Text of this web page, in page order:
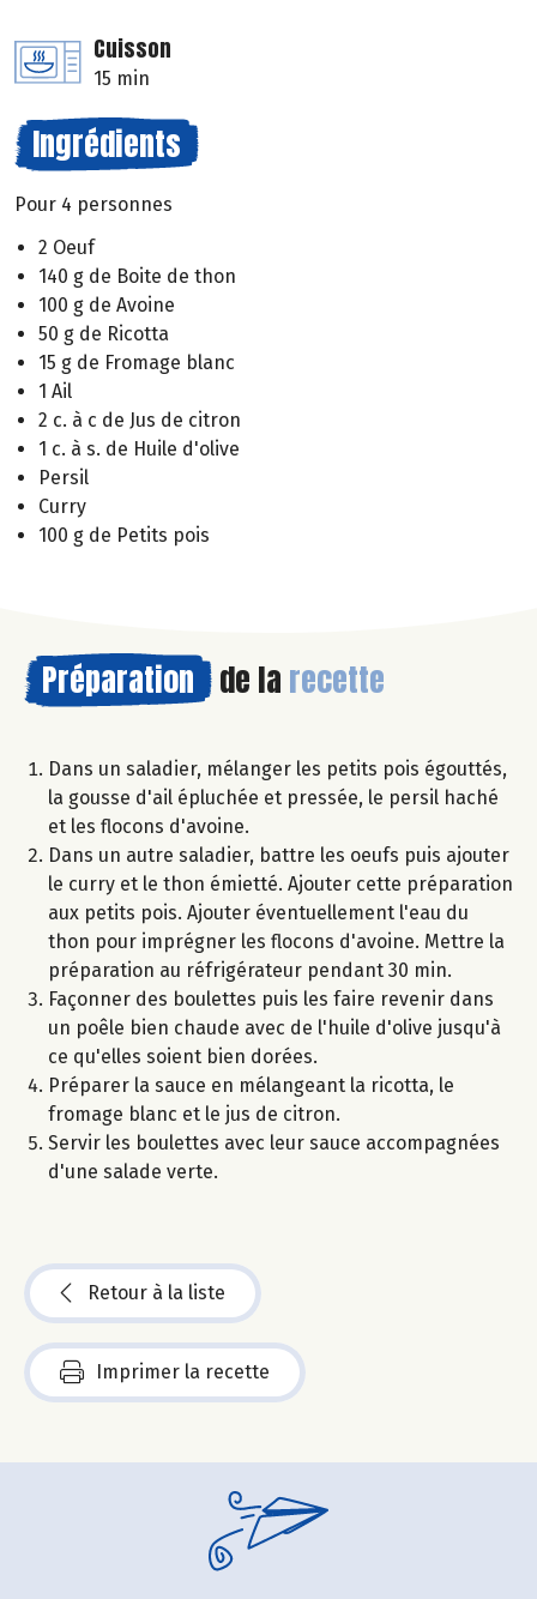
Cuisson
15 min
Ingrédients
Pour 4 personnes
2 Oeuf
140 g de Boite de thon
100 g de Avoine
50 g de Ricotta
15 g de Fromage blanc
1 Ail
2 c. à c de Jus de citron
1 c. à s. de Huile d'olive
Persil
Curry
100 g de Petits pois
Préparation de la recette
Dans un saladier, mélanger les petits pois égouttés,
la gousse d'ail épluchée et pressée, le persil haché
et les flocons d'avoine.
Dans un autre saladier, battre les oeufs puis ajouter
le curry et le thon émietté. Ajouter cette préparation
aux petits pois. Ajouter éventuellement l'eau du
thon pour imprégner les flocons d'avoine. Mettre la
préparation au réfrigérateur pendant 30 min.
Façonner des boulettes puis les faire revenir dans
un poêle bien chaude avec de l'huile d'olive jusqu'à
ce qu'elles soient bien dorées.
Préparer la sauce en mélangeant la ricotta, le
fromage blanc et le jus de citron.
Servir les boulettes avec leur sauce accompagnées
d'une salade verte.
Retour à la liste
Imprimer la recette